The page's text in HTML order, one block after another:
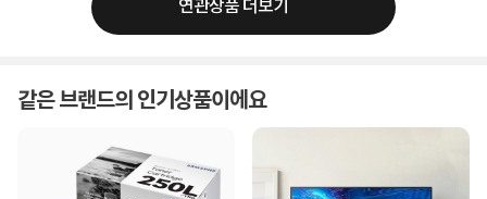
연관상품 더보기
같은 브랜드의 인기상품이에요